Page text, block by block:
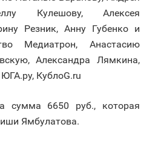
Кулешову, Алексея
Резник, Анну Губенко и
Медиатрон, Анастасию
Александра Лямкина,
КублоG.ru
сумма 6650 руб., которая
Ямбулатова.